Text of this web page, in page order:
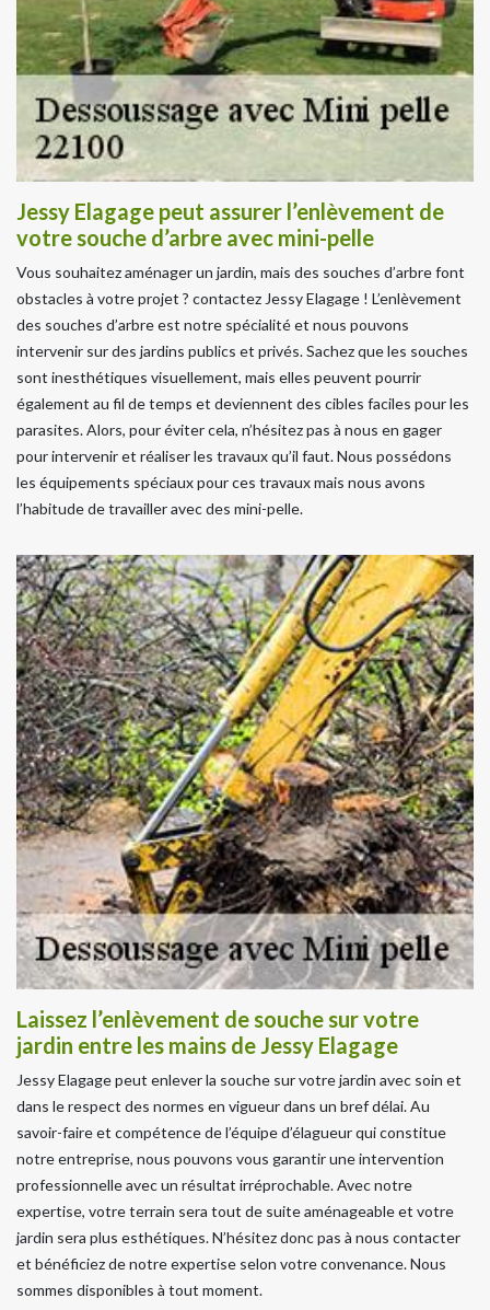
Jessy Elagage peut assurer l’enlèvement de
votre souche d’arbre avec mini-pelle
Vous souhaitez aménager un jardin, mais des souches d’arbre font
obstacles à votre projet ? contactez Jessy Elagage ! L’enlèvement
des souches d’arbre est notre spécialité et nous pouvons
intervenir sur des jardins publics et privés. Sachez que les souches
sont inesthétiques visuellement, mais elles peuvent pourrir
également au fil de temps et deviennent des cibles faciles pour les
parasites. Alors, pour éviter cela, n’hésitez pas à nous en gager
pour intervenir et réaliser les travaux qu’il faut. Nous possédons
les équipements spéciaux pour ces travaux mais nous avons
l’habitude de travailler avec des mini-pelle.
Laissez l’enlèvement de souche sur votre
jardin entre les mains de Jessy Elagage
Jessy Elagage peut enlever la souche sur votre jardin avec soin et
dans le respect des normes en vigueur dans un bref délai. Au
savoir-faire et compétence de l’équipe d’élagueur qui constitue
notre entreprise, nous pouvons vous garantir une intervention
professionnelle avec un résultat irréprochable. Avec notre
expertise, votre terrain sera tout de suite aménageable et votre
jardin sera plus esthétiques. N’hésitez donc pas à nous contacter
et bénéficiez de notre expertise selon votre convenance. Nous
sommes disponibles à tout moment.